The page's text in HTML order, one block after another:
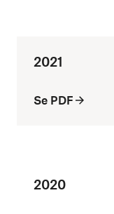
2021
Se PDF
2020